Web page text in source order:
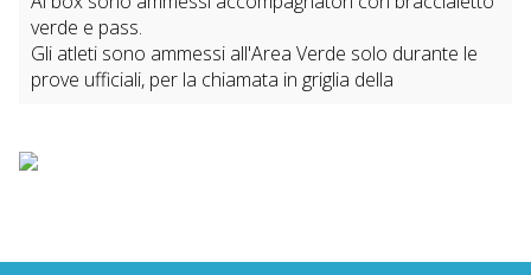
verde e pass.
Gli atleti sono ammessi all'Area Verde solo durante le
prove ufficiali, per la chiamata in griglia della